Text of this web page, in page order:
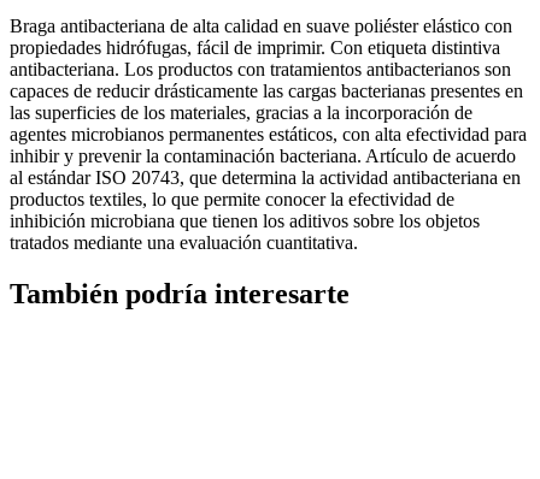
Braga antibacteriana de alta calidad en suave poliéster elástico con
propiedades hidrófugas, fácil de imprimir. Con etiqueta distintiva
antibacteriana. Los productos con tratamientos antibacterianos son
capaces de reducir drásticamente las cargas bacterianas presentes en
las superficies de los materiales, gracias a la incorporación de
agentes microbianos permanentes estáticos, con alta efectividad para
inhibir y prevenir la contaminación bacteriana. Artículo de acuerdo
al estándar ISO 20743, que determina la actividad antibacteriana en
productos textiles, lo que permite conocer la efectividad de
inhibición microbiana que tienen los aditivos sobre los objetos
tratados mediante una evaluación cuantitativa.
También podría interesarte